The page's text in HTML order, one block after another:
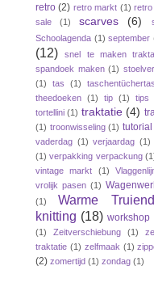
retro (2) retro markt (1) retro
sale
(1) scarves (6)
Schoolagenda (1) september
(12)
snel te maken
spandoek maken (1)
(1)
tas (1)
theedoeken (1) tip (1) tips
tortellini (1) traktatie (4)
(1) troonwisseling (1) tutorial
vaderdag (1) verjaardag (1)
(1) verpakking verpackung
vintage markt
(1)
vrolijk pasen (1)
(1)
Warme
knitting (18) workshop
(1)
Zeitverschiebung (1)
traktatie (1) zelfmaak (1)
(2) zomertijd (1) zondag (1)